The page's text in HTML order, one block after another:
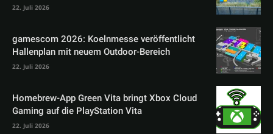
22. Juli 2026
gamescom 2026: Koelnmesse veröffentlicht
Hallenplan mit neuem Outdoor-Bereich
22. Juli 2026
Homebrew-App Green Vita bringt Xbox Cloud
Gaming auf die PlayStation Vita
22. Juli 2026